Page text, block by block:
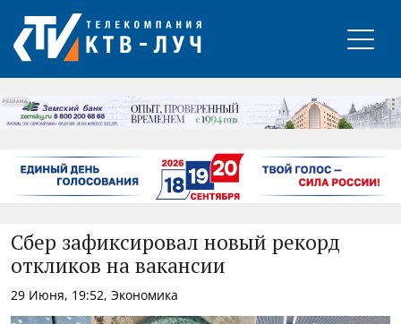
РЕКЛАМА
Сбер зафиксировал новый рекорд
откликов на вакансии
29 Июня, 19:52, Экономика